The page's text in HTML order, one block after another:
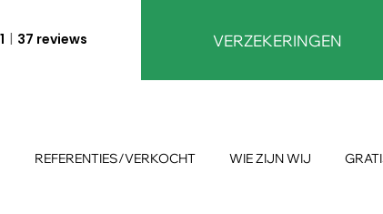
37 reviews VERZEKERINGEN
REFERENTIES/VERKOCHT WIE ZIJN WIJ